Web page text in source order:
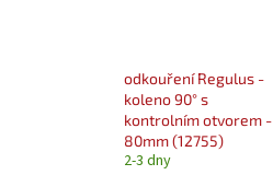
odkouření Regulus -
koleno 90° s
kontrolním otvorem -
80mm (12755)
2-3 dny